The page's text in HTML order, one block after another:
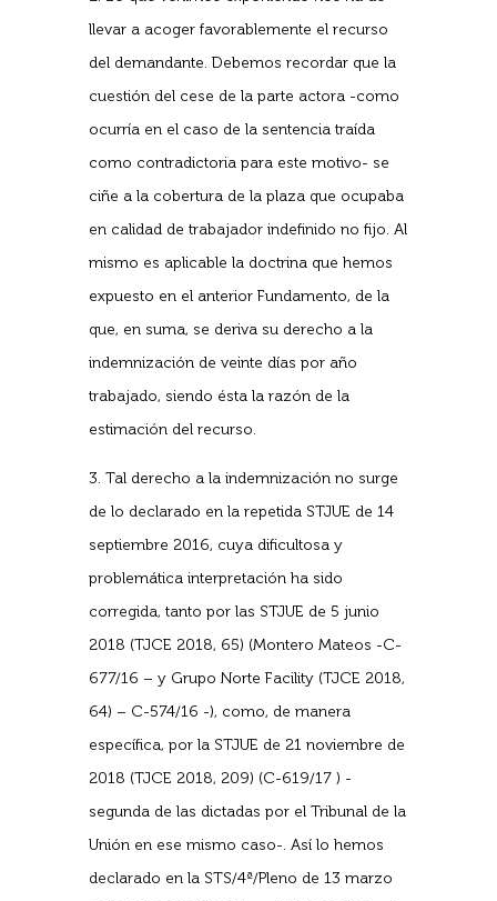
llevar a acoger favorablemente el recurso
del demandante. Debemos recordar que la
cuestión del cese de la parte actora -como
ocurría en el caso de la sentencia traída
como contradictoria para este motivo- se
ciñe a la cobertura de la plaza que ocupaba
en calidad de trabajador indefinido no fijo. Al
mismo es aplicable la doctrina que hemos
expuesto en el anterior Fundamento, de la
que, en suma, se deriva su derecho a la
indemnización de veinte días por año
trabajado, siendo ésta la razón de la
estimación del recurso.
3. Tal derecho a la indemnización no surge
de lo declarado en la repetida STJUE de 14
septiembre 2016, cuya dificultosa y
problemática interpretación ha sido
corregida, tanto por las STJUE de 5 junio
2018 (TJCE 2018, 65) (Montero Mateos -C-
677/16 – y Grupo Norte Facility (TJCE 2018,
64) – C-574/16 -), como, de manera
específica, por la STJUE de 21 noviembre de
2018 (TJCE 2018, 209) (C-619/17 ) -
segunda de las dictadas por el Tribunal de la
Unión en ese mismo caso-. Así lo hemos
declarado en la STS/4ª/Pleno de 13 marzo